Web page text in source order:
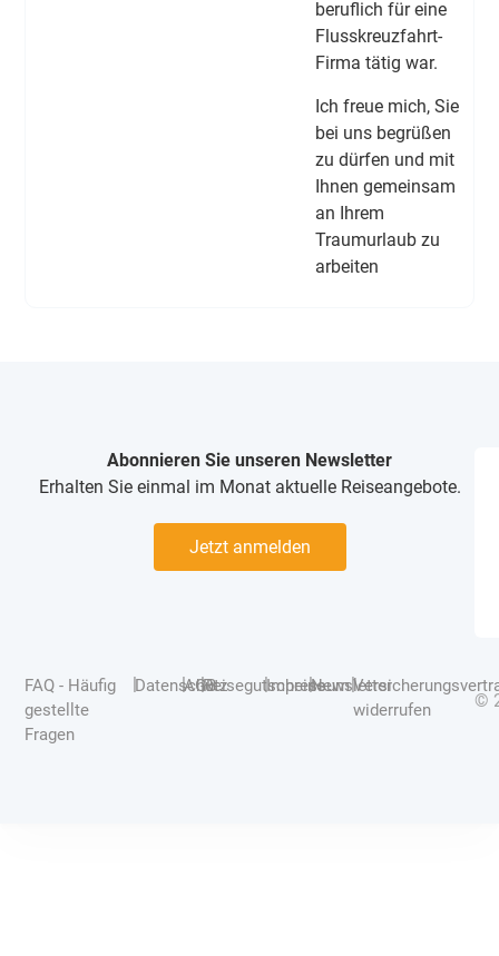
beruflich für eine
Flusskreuzfahrt-
Firma tätig war.
Ich freue mich, Sie
bei uns begrüßen
zu dürfen und mit
Ihnen gemeinsam
an Ihrem
Traumurlaub zu
arbeiten
Abonnieren Sie unseren Newsletter
Erhalten Sie einmal im Monat aktuelle Reiseangebote.
Jetzt anmelden
FAQ - Häufig
gestellte
Fragen
|Datenschutz
|AGB
|Reisegutscheine
|Impressum
|Newsletter
|
widerrufen
©